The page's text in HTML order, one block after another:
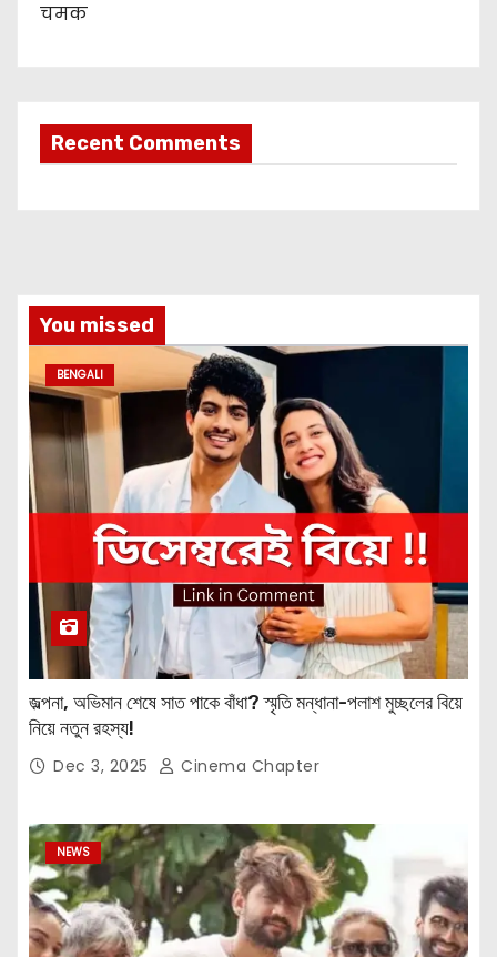
चमक
Recent Comments
You missed
BENGALI
জল্পনা, অভিমান শেষে সাত পাকে বাঁধা? স্মৃতি মন্ধানা-পলাশ মুচ্ছলের বিয়ে
নিয়ে নতুন রহস্য!
Dec 3, 2025 Cinema Chapter
NEWS